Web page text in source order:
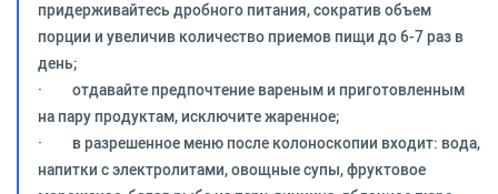
придерживайтесь дробного питания, сократив объем
порции и увеличив количество приемов пищи до 6-7 раз в
день;
· отдавайте предпочтение вареным и приготовленным
на пару продуктам, исключите жаренное;
· в разрешенное меню после колоноскопии входит: вода,
напитки с электролитами, овощные супы, фруктовое